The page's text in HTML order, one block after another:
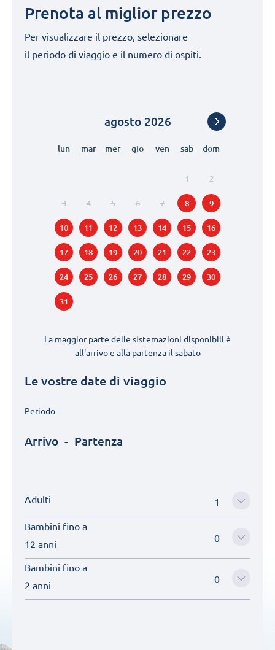
Prenota al miglior prezzo
Per visualizzare il prezzo, selezionare
il periodo di viaggio e il numero di ospiti.
La maggior parte delle sistemazioni disponibili è
all'arrivo e alla partenza il sabato
Le vostre date di viaggio
Periodo
Arrivo - Partenza
Adulti
Bambini fino a
12 anni
Bambini fino a
2 anni
agosto 2026
lun mar mer gio ven sab dom
1 2
3 4 5 6 7 8 9
10 11 12 13 14 15 16
17 18 19 20 21 22 23
24 25 26 27 28 29 30
31